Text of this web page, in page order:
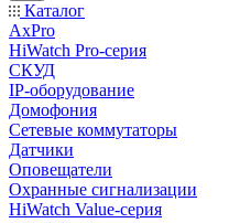
Каталог
AxPro
HiWatch Pro-серия
CКУД
IP-оборудование
Домофония
Сетевые коммутаторы
Датчики
Оповещатели
Охранные сигнализации
HiWatch Value-серия